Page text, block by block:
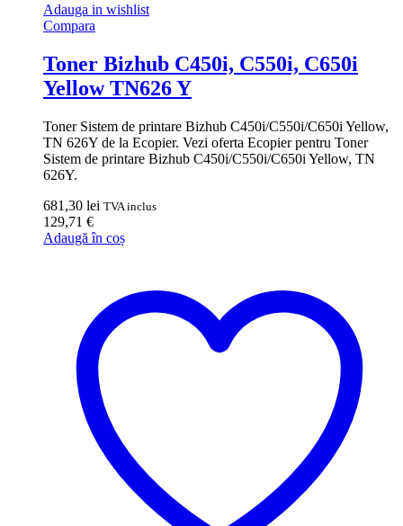
Adauga in wishlist
Compara
Toner Bizhub C450i, C550i, C650i
Yellow TN626 Y
Toner Sistem de printare Bizhub C450i/C550i/C650i Yellow,
TN 626Y de la Ecopier. Vezi oferta Ecopier pentru Toner
Sistem de printare Bizhub C450i/C550i/C650i Yellow, TN
626Y.
681,30 lei TVA inclus
129,71 €
Adaugă în coș